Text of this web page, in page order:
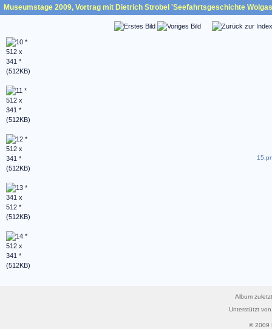
Museumstage 2009, Vortrag mit Dietrich Strobel 'Seefahrtsgeschichte
Album
Unterstützt
© 2009